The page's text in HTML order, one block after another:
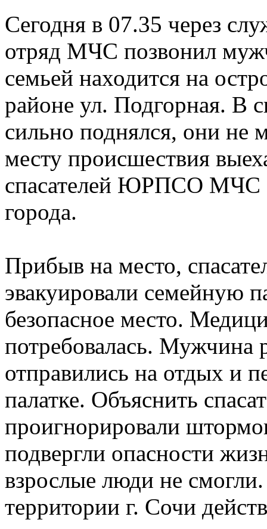
Сегодня в 07.35 через
отряд МЧС позвонил
семьей находится на
районе ул. Подгорная. В
сильно поднялся, они не
месту происшествия
спасателей ЮРПСО МЧС
города.
Прибыв на место,
эвакуировали семейную
безопасное место.
потребовалась. Мужчина
отправились на отдых и
палатке. Объяснить
проигнорировали
подвергли опасности
взрослые люди не
территории г. Сочи